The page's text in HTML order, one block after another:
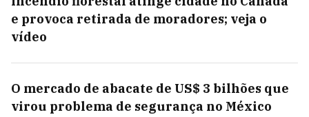
e provoca retirada de moradores; veja o
vídeo
O mercado de abacate de US$ 3 bilhões que
virou problema de segurança no México